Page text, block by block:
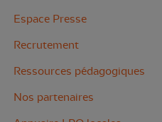
Espace Presse
Recrutement
Ressources pédagogiques
Nos partenaires